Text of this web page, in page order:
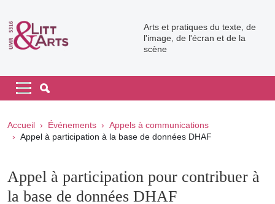
Arts et pratiques du texte, de
l'image, de l'écran et de la
scène
Navigation principale
Navigation principale mobile
Fil d'Ariane
Accueil Événements
Appels à communications
Appel à participation à la base de données DHAF
Appel à participation pour contribuer à
la base de données DHAF